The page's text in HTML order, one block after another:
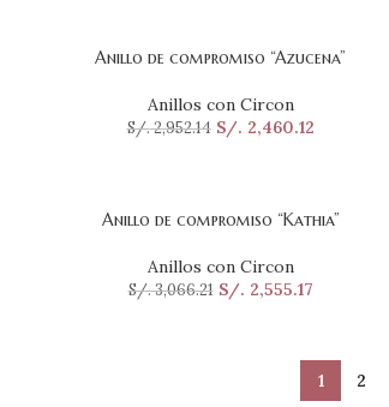
SELECCIONAR OPCIONES
Anillo de compromiso “Azucena”
Anillos con Circon
S/.2,952.14 S/. 2,460.12
SELECCIONAR OPCIONES
Anillo de compromiso “Kathia”
Anillos con Circon
S/.3,066.21 S/. 2,555.17
1 2